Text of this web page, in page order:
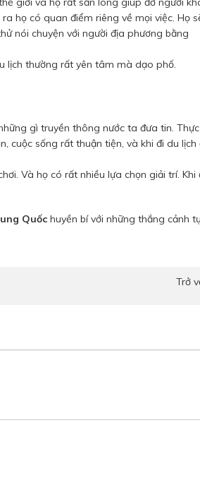
họ có quan điểm riêng về mọi việc. Họ
nói chuyện với người địa phương bằng
lịch thường rất yên tâm mà dạo phố.
gì truyền thông nước ta đưa tin.
cuộc sống rất thuận tiện, và khi đi du lịch
Và họ có rất nhiều lựa chọn giải trí. Khi
Quốc huyền bí với những thắng cảnh
Trở